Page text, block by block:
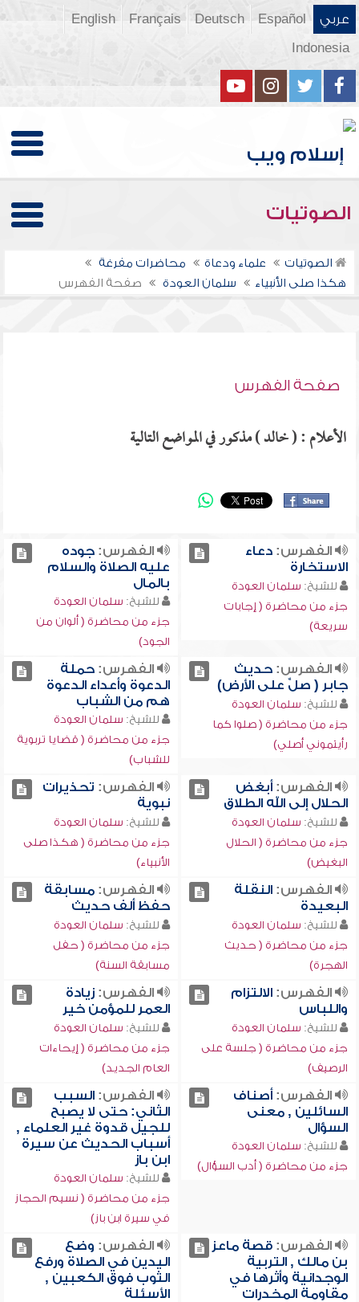
عربي Español
Deutsch
Français
English
Indonesia
الصوتيات
الصوتيات علماء ودعاة
محاضرات مفرغة
هكذا صلى الأنبياء
سلمان العودة صفحة الفهرس
صفحة الفهرس
الأعلام : ( خالد ) مذكور في المواضع التالية
الفهرس:دعاء
الاستخارة
للشيخ: سلمان العودة
جزء من محاضرة ( إجابات
سريعة)
الفهرس:جوده
عليه الصلاة والسلام
بالمال
للشيخ: سلمان العودة
جزء من محاضرة ( ألوان من
الجود)
الفهرس:حديث
جابر ( صلِّ على الأرض)
للشيخ: سلمان العودة
جزء من محاضرة ( صلوا كما
رأيتموني أصلي)
الفهرس:حملة
الدعوة وأعداء الدعوة
هم من الشباب
للشيخ: سلمان العودة
جزء من محاضرة ( قضايا تربوية
للشباب)
الفهرس:أبغض
الحلال إلى الله الطلاق
للشيخ: سلمان العودة
جزء من محاضرة ( الحلال
البغيض)
الفهرس: تحذيرات
نبوية
للشيخ: سلمان العودة
جزء من محاضرة ( هكذا صلى
الأنبياء)
الفهرس:النقلة
البعيدة
للشيخ: سلمان العودة
جزء من محاضرة ( حديث
الهجرة)
الفهرس:مسابقة
حفظ ألف حديث
للشيخ: سلمان العودة
جزء من محاضرة ( حفل
مسابقة السنة)
الفهرس:الالتزام
واللباس
للشيخ: سلمان العودة
جزء من محاضرة ( جلسة على
الرصيف)
الفهرس:زيادة
العمر للمؤمن خير
للشيخ: سلمان العودة
جزء من محاضرة ( إيحاءات
العام الجديد)
الفهرس:أصناف
السائلين , معنى
السؤال
للشيخ: سلمان العودة
جزء من محاضرة ( أدب السؤال)
الفهرس:السبب
الثاني: حتى لا يصبح
للجيل قدوة غير العلماء ,
أسباب الحديث عن سيرة
ابن باز
للشيخ: سلمان العودة
جزء من محاضرة ( نسيم الحجاز
في سيرة ابن باز)
الفهرس:قصة ماعز
بن مالك , التربية
الوجدانية وأثرها في
مقاومة المخدرات
الفهرس: وضع
اليدين في الصلاة ورفع
الثوب فوق الكعبين ,
الأسئلة